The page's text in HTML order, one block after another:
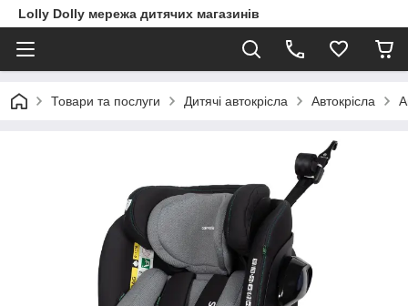
Lolly Dolly мережа дитячих магазинів
Товари та послуги Дитячі автокрісла Автокрісла